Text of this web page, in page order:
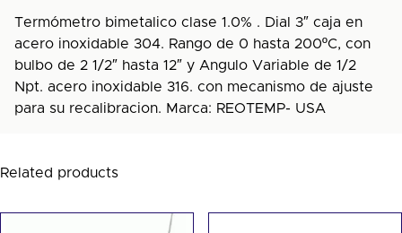
Termómetro bimetalico clase 1.0% . Dial 3″ caja en
acero inoxidable 304. Rango de 0 hasta 200ºC, con
bulbo de 2 1/2″ hasta 12″ y Angulo Variable de 1/2
Npt. acero inoxidable 316. con mecanismo de ajuste
para su recalibracion. Marca: REOTEMP- USA
Related products